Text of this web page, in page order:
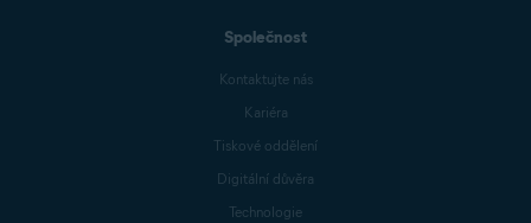
Společnost
Kontaktujte nás
Kariéra
Tiskové oddělení
Digitální důvěra
Technologie